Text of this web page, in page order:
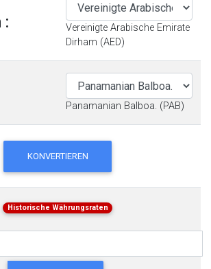
:
Vereinigte Arabische Emirate
Dirham (AED)
Panamanian Balboa. (PAB)
KONVERTIEREN
Historische Währungsraten